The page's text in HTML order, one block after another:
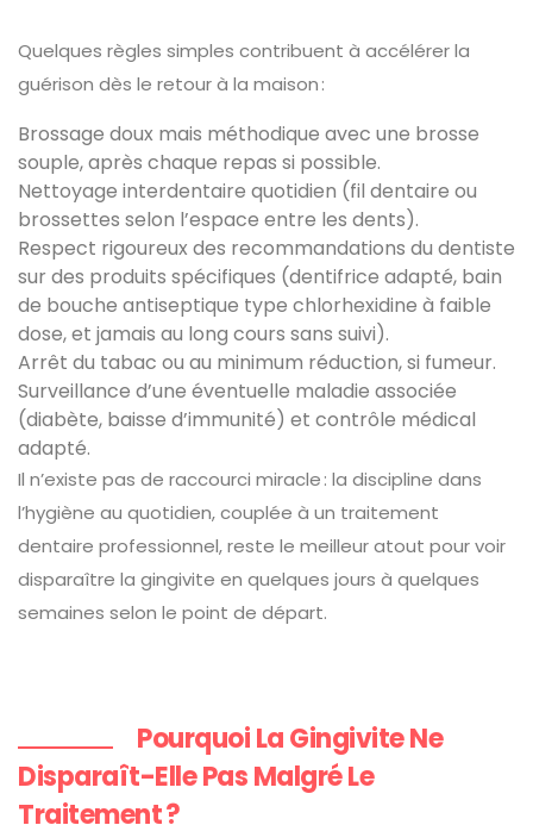
Quelques règles simples contribuent à accélérer la
guérison dès le retour à la maison :
Brossage doux mais méthodique avec une brosse
souple, après chaque repas si possible.
Nettoyage interdentaire quotidien (fil dentaire ou
brossettes selon l’espace entre les dents).
Respect rigoureux des recommandations du dentiste
sur des produits spécifiques (dentifrice adapté, bain
de bouche antiseptique type chlorhexidine à faible
dose, et jamais au long cours sans suivi).
Arrêt du tabac ou au minimum réduction, si fumeur.
Surveillance d’une éventuelle maladie associée
(diabète, baisse d’immunité) et contrôle médical
adapté.
Il n’existe pas de raccourci miracle : la discipline dans
l’hygiène au quotidien, couplée à un traitement
dentaire professionnel, reste le meilleur atout pour voir
disparaître la gingivite en quelques jours à quelques
semaines selon le point de départ.
Pourquoi La Gingivite Ne
Disparaît-Elle Pas Malgré Le
Traitement ?